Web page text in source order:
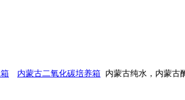
内蒙古二氧化碳培养箱 内蒙古纯水，内蒙古